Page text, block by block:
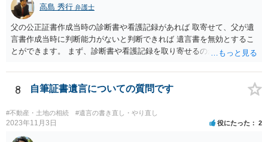
高島 秀行 弁護士
父の公正証書作成当時の診断書や看護記録があれば 取寄せて、父が遺
言書作成当時に判断能力がないと判断できれば 遺言書を無効とするこ
とができます。 まず、診断書や看護記録を取り寄せるのが重要となり
いと思います。
8 自筆証書遺言についての質問です
#不動産・土地の相続 #遺言の書き直し・やり直し
2023年11月3日 役にたった 2